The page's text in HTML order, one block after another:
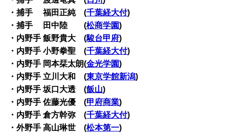
・捕手 福田正純 (千葉経大付)
・捕手 田中陸 (松商学園)
・内野手 飯野貴大 (駿台甲府)
・内野手 小野拳聖 (千葉経大付)
・内野手 岡本栞太朗(金光学園)
・内野手 立川大和 (東京学館新潟)
・内野手 坂口大透 (飯山)
・内野手 佐藤光優 (甲府商業)
・内野手 倉方幹弥 (千葉経大付)
・外野手 高山琳世 (松本第一)